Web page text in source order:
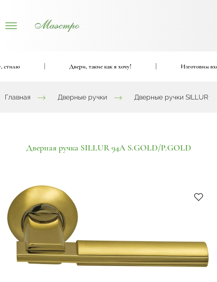
Двери, такие как я хочу! Изготовим
Главная Дверные ручки Дверные ручки SILLUR
Дверная ручка SILLUR 94A S.GOLD/P.GOLD